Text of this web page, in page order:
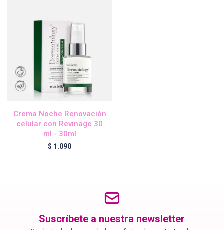
Crema Noche Renovación
celular con Revinage 30
ml - 30ml
$ 1.090
Suscríbete a nuestra newsletter
Blond Me - Lociones Activadoras
Essensity - Lociones Activadoras
Blond Me